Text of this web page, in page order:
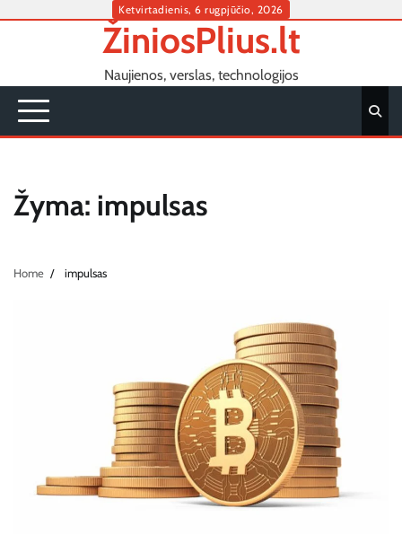
Ketvirtadienis, 6 rugpjūčio, 2026
ŽiniosPlius.lt
Naujienos, verslas, technologijos
Žyma: impulsas
Home impulsas